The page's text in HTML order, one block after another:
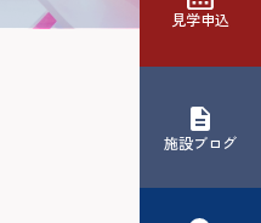
見学申込
施設ブログ